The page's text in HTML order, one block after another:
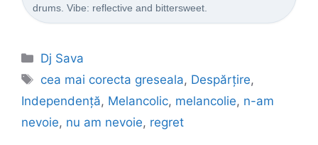
drums. Vibe: reflective and bittersweet.
Categorii
Dj Sava
Etichete
cea mai corecta greseala, Despărțire,
Independență, Melancolic, melancolie, n-am
nevoie, nu am nevoie, regret